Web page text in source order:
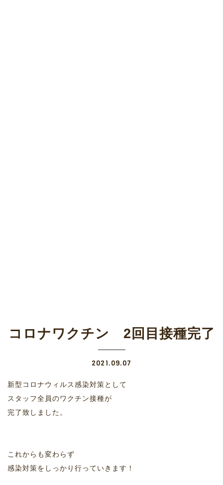
コロナワクチン 2回目接種完了
2021.09.07
新型コロナウィルス感染対策として
スタッフ全員のワクチン接種が
完了致しました。
これからも変わらず
感染対策をしっかり行っていきます！